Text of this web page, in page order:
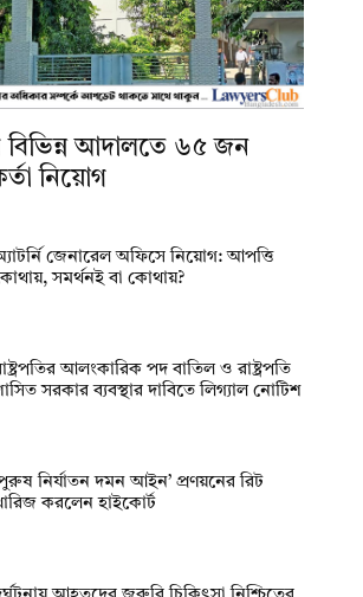
বিভিন্ন আদালতে ৬৫ জন
নিয়োগ
জেনারেল অফিসে নিয়োগ: আপত্তি
সমর্থনই বা কোথায়?
আলংকারিক পদ বাতিল ও রাষ্ট্রপতি
সরকার ব্যবস্থার দাবিতে লিগ্যাল নোটিশ
নির্যাতন দমন আইন’ প্রণয়নের রিট
করলেন হাইকোর্ট